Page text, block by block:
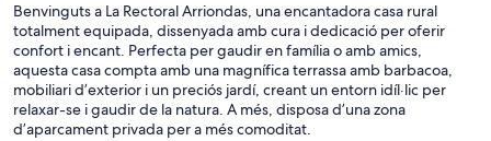
Benvinguts a La Rectoral Arriondas, una encantadora casa rural
totalment equipada, dissenyada amb cura i dedicació per oferir
confort i encant. Perfecta per gaudir en família o amb amics,
aquesta casa compta amb una magnífica terrassa amb barbacoa,
mobiliari d’exterior i un preciós jardí, creant un entorn idíl·lic per
relaxar-se i gaudir de la natura. A més, disposa d’una zona
d’aparcament privada per a més comoditat.